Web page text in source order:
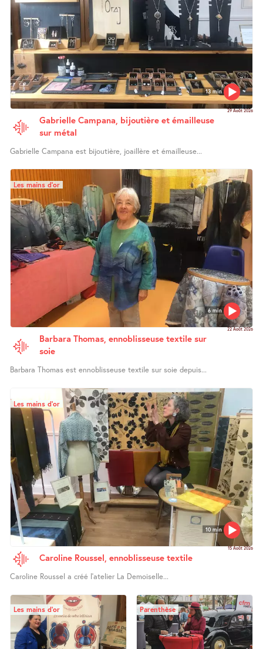
13 min
29 Août 2026
Gabrielle Campana, bijoutière et émailleuse
sur métal
Gabrielle Campana est bijoutière, joaillère et émailleuse...
6 min
Les mains d’or
22 Août 2026
Barbara Thomas, ennoblisseuse textile sur
soie
Barbara Thomas est ennoblisseuse textile sur soie depuis...
10 min
Les mains d’or
15 Août 2026
Caroline Roussel, ennoblisseuse textile
Caroline Roussel a créé l’atelier La Demoiselle...
Les mains d’or Parenthèse